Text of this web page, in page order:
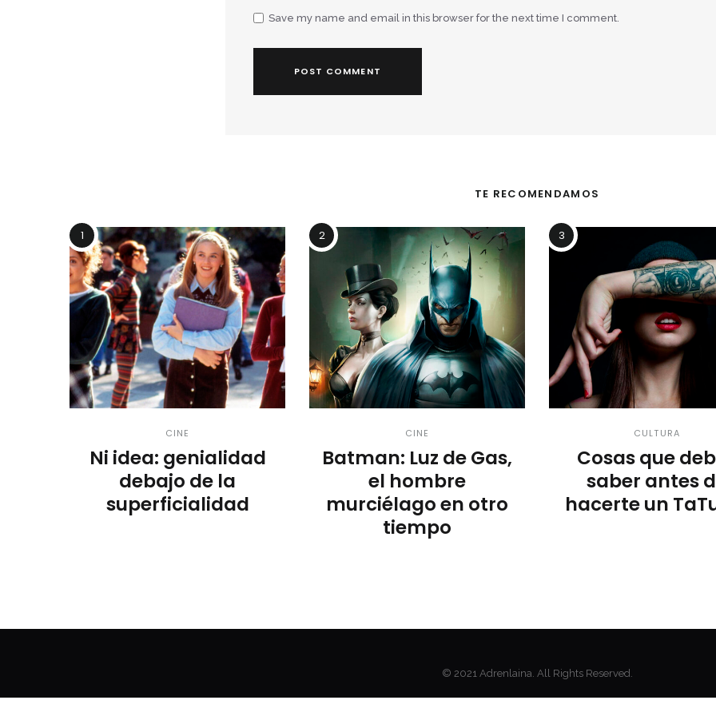
Save my name and email in this browser for the next time I comment.
TE RECOMENDAMOS
1
CINE
Ni idea: genialidad
debajo de la
superficialidad
2
CINE
Batman: Luz de Gas,
el hombre
murciélago en otro
tiempo
3
CULTURA
Cosas que
saber antes
hacerte un
© 2021 Adrenlaina. All Rights Reserved.